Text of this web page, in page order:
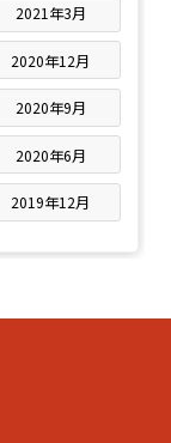
2021年3月
2020年12月
2020年9月
2020年6月
2019年12月